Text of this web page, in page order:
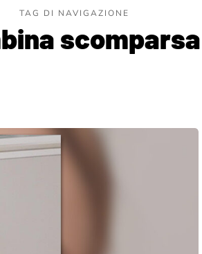
TAG DI NAVIGAZIONE
scomparsa